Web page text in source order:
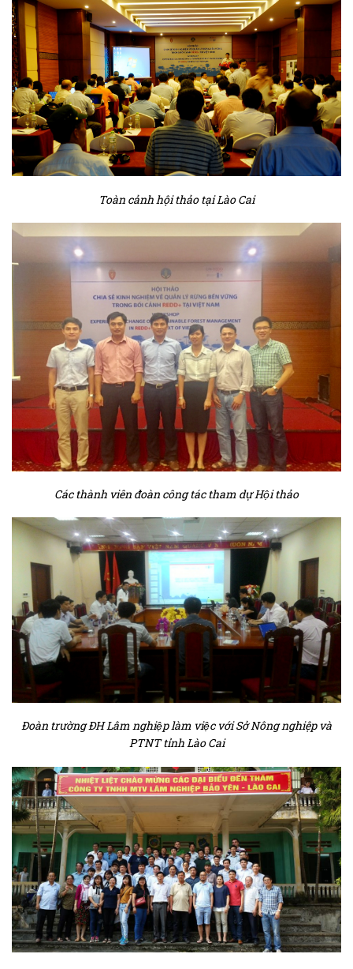
Toàn cảnh hội thảo tại Lào Cai
Các thành viên đoàn công tác tham dự Hội thảo
Đoàn trường ĐH Lâm nghiệp làm việc với Sở Nông nghiệp và
PTNT tỉnh Lào Cai